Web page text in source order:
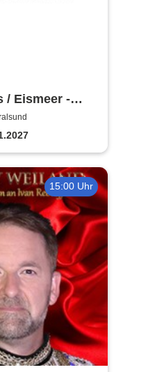
/ Eismeer -
15:00 Uhr